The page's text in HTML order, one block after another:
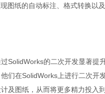
图纸的自动标注、格式转换以
SolidWorks的二次开发显著
们在SolidWorks上进行二次
及图纸，从而将更多精力投入